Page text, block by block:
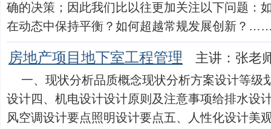
确的决策；因此我们比以往更加关注以下问题：
在动态中保持平衡？如何超越常规发展创新？
房地产项目地下室工程管理 主讲：张老
一、现状分析品质概念现状分析方案设计等级
设计四、机电设计设计原则及注意事项给排水设
风空调设计要点照明设计要点五、人性化设计美